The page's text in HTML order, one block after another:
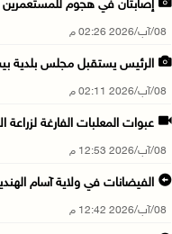
إصابتان في هجوم للمستعمرين
08/آب/2026 02:26 م
الرئيس يستقبل مجلس بلدية
08/آب/2026 02:11 م
عبوات المعلبات الفارغة
08/آب/2026 12:53 م
الفيضانات في ولاية آسام الهندية
08/آب/2026 12:42 م